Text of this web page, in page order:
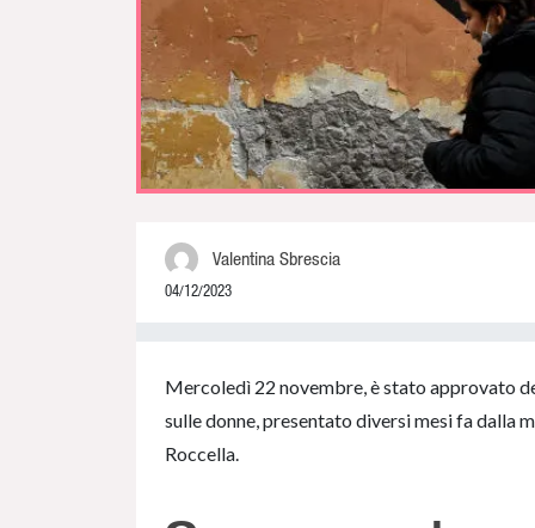
Valentina Sbrescia
04/12/2023
Mercoledì 22 novembre, è stato approvato
sulle donne, presentato diversi mesi fa dalla
Roccella.